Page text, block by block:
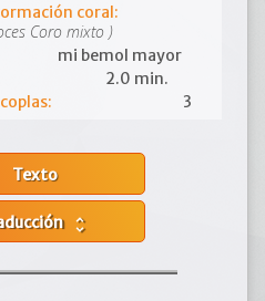
coral:
Coro mixto )
mi bemol mayor
2.0 min.
3
Texto
unfold_more